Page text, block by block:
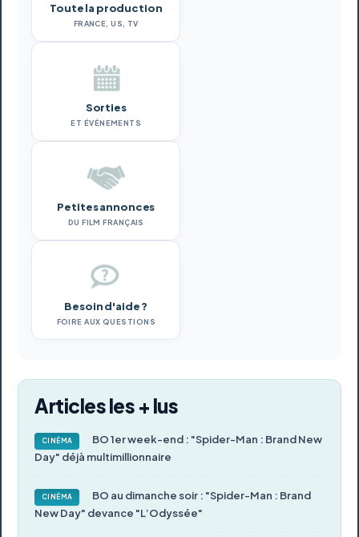
Toute la production
FRANCE, US, TV
Sorties
ET ÉVÉNEMENTS
Petites annonces
DU FILM FRANÇAIS
Besoin d'aide ?
FOIRE AUX QUESTIONS
Articles les + lus
CINÉMA
BO 1er week-end : "Spider-Man : Brand New
Day" déjà multimillionnaire
CINÉMA
BO au dimanche soir : "Spider-Man : Brand
New Day" devance "L’Odyssée"